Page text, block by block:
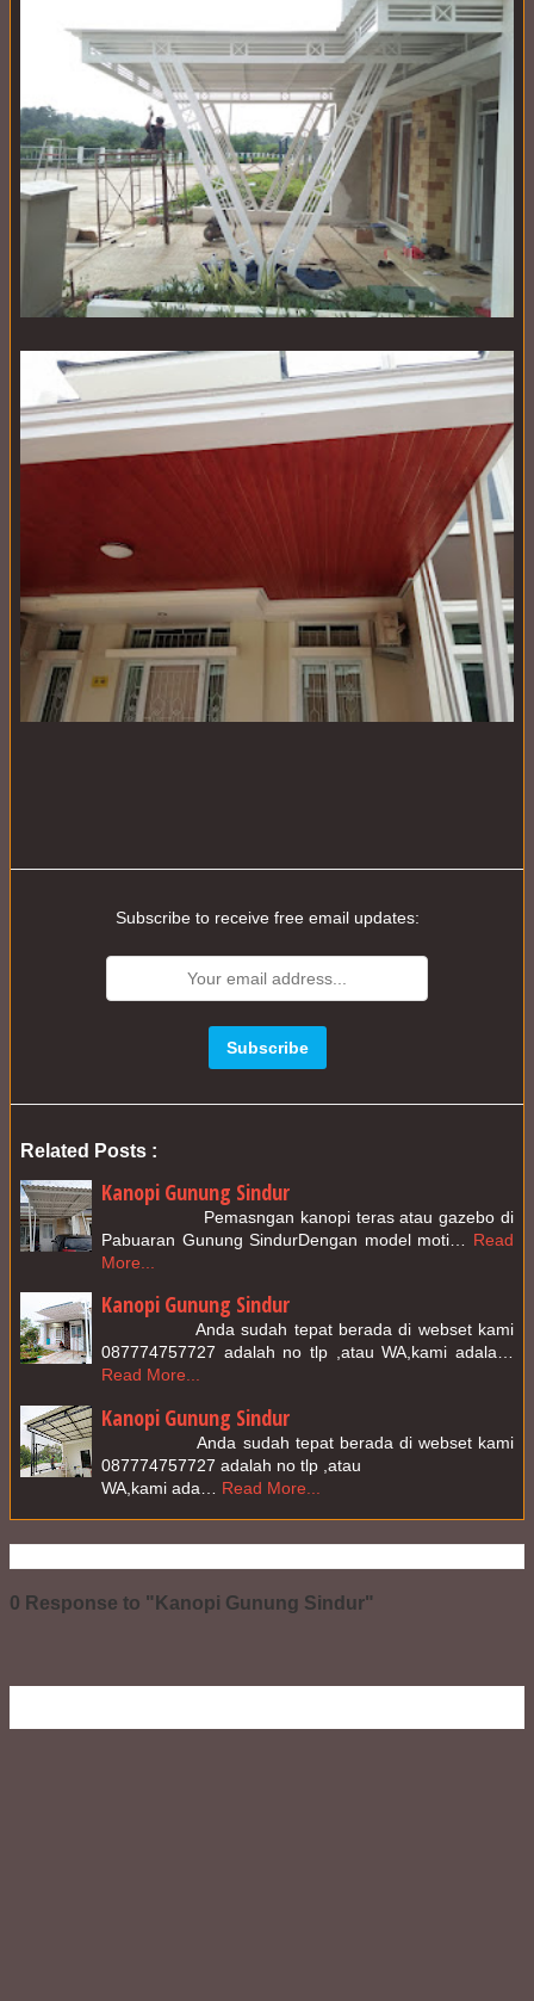
Subscribe to receive free email updates:
Related Posts :
Kanopi Gunung Sindur
Pemasngan kanopi teras atau gazebo di
Pabuaran Gunung SindurDengan model moti…
Read
More...
Kanopi Gunung Sindur
Anda sudah tepat berada di webset kami
087774757727 adalah no tlp ,atau WA,kami adala…
Read More...
Kanopi Gunung Sindur
Anda sudah tepat berada di webset kami
087774757727 adalah no tlp ,atau
WA,kami ada…
Read More...
0 Response to "Kanopi Gunung Sindur"